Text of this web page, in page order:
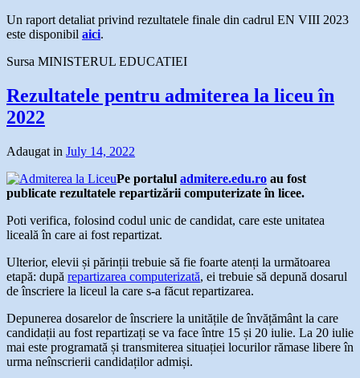
Un raport detaliat privind rezultatele finale din cadrul EN VIII 2023
este disponibil aici.
Sursa MINISTERUL EDUCATIEI
Rezultatele pentru admiterea la liceu în
2022
Adaugat in July 14, 2022
Pe portalul admitere.edu.ro au fost
publicate rezultatele repartizării computerizate în licee.
Poti verifica, folosind codul unic de candidat, care este unitatea
liceală în care ai fost repartizat.
Ulterior, elevii și părinții trebuie să fie foarte atenți la următoarea
etapă: după repartizarea computerizată, ei trebuie să depună dosarul
de înscriere la liceul la care s-a făcut repartizarea.
Depunerea dosarelor de înscriere la unitățile de învățământ la care
candidații au fost repartizați se va face între 15 și 20 iulie. La 20 iulie
mai este programată și transmiterea situației locurilor rămase libere în
urma neînscrierii candidaților admiși.